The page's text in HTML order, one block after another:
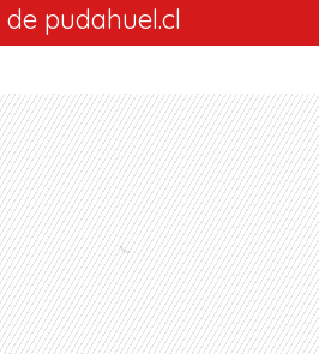
de pudahuel.cl